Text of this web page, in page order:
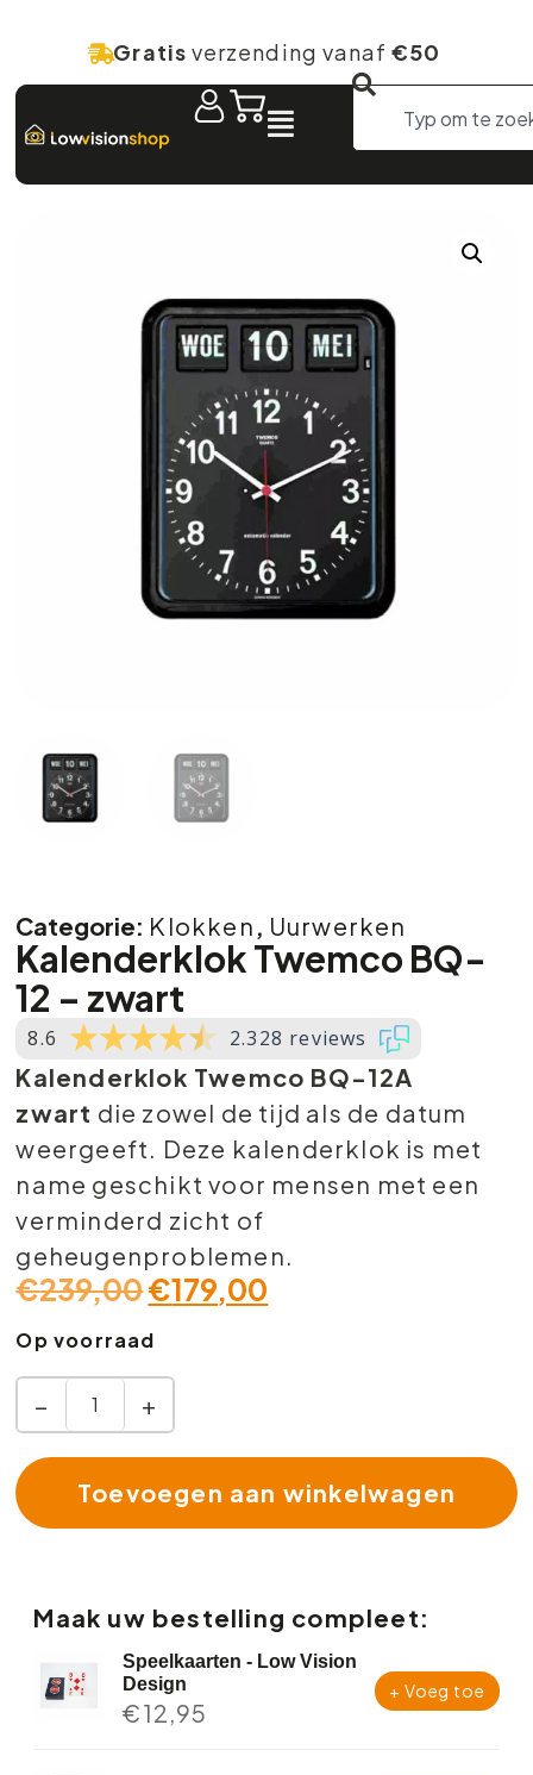
Gratis verzending vanaf €50
Categorie: Klokken , Uurwerken
Kalenderklok Twemco BQ-
12 – zwart
8.6 2.328 reviews
Kalenderklok Twemco BQ-12A
zwart die zowel de tijd als de datum
weergeeft. Deze kalenderklok is met
name geschikt voor mensen met een
verminderd zicht of
geheugenproblemen.
€239,00€179,00
Op voorraad
− +
Toevoegen aan winkelwagen
Maak uw bestelling compleet:
Speelkaarten - Low Vision
Design
€12,95
+ Voeg toe